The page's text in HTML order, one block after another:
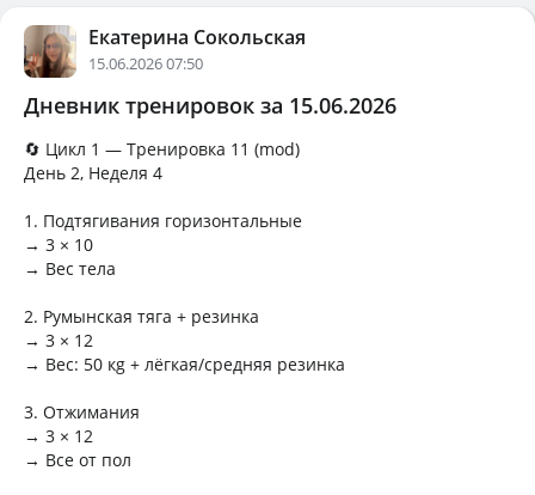
Екатерина Сокольская
15.06.2026 07:50
Дневник тренировок за 15.06.2026
🔄 Цикл 1 — Тренировка 11 (mod)
День 2, Неделя 4
1. Подтягивания горизонтальные
→ 3 × 10
→ Вес тела
2. Румынская тяга + резинка
→ 3 × 12
→ Вес: 50 кg + лёгкая/средняя резинка
3. Отжимания
→ 3 × 12
→ Все от пол